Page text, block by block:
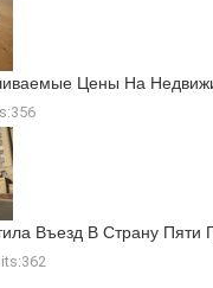
Цены На
Въезд В Страну Пяти